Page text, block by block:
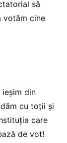
să
votăm cine
ieșim din
cu toții și
care
de vot!